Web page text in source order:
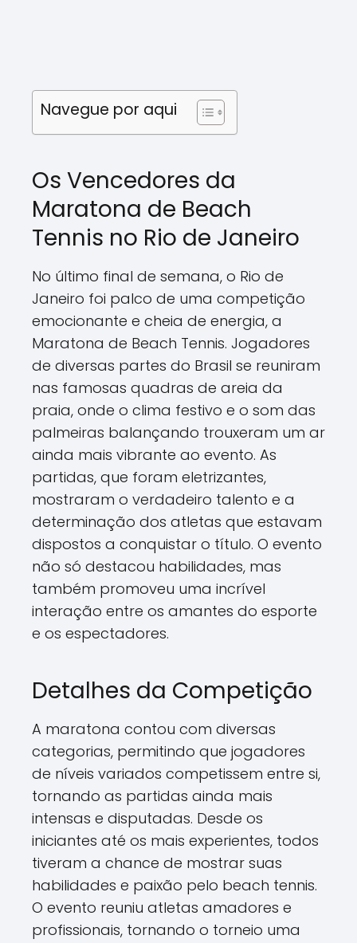
Navegue por aqui
Os Vencedores da
Maratona de Beach
Tennis no Rio de Janeiro
No último final de semana, o Rio de
Janeiro foi palco de uma competição
emocionante e cheia de energia, a
Maratona de Beach Tennis. Jogadores
de diversas partes do Brasil se reuniram
nas famosas quadras de areia da
praia, onde o clima festivo e o som das
palmeiras balançando trouxeram um ar
ainda mais vibrante ao evento. As
partidas, que foram eletrizantes,
mostraram o verdadeiro talento e a
determinação dos atletas que estavam
dispostos a conquistar o título. O evento
não só destacou habilidades, mas
também promoveu uma incrível
interação entre os amantes do esporte
e os espectadores.
Detalhes da Competição
A maratona contou com diversas
categorias, permitindo que jogadores
de níveis variados competissem entre si,
tornando as partidas ainda mais
intensas e disputadas. Desde os
iniciantes até os mais experientes, todos
tiveram a chance de mostrar suas
habilidades e paixão pelo beach tennis.
O evento reuniu atletas amadores e
profissionais, tornando o torneio uma